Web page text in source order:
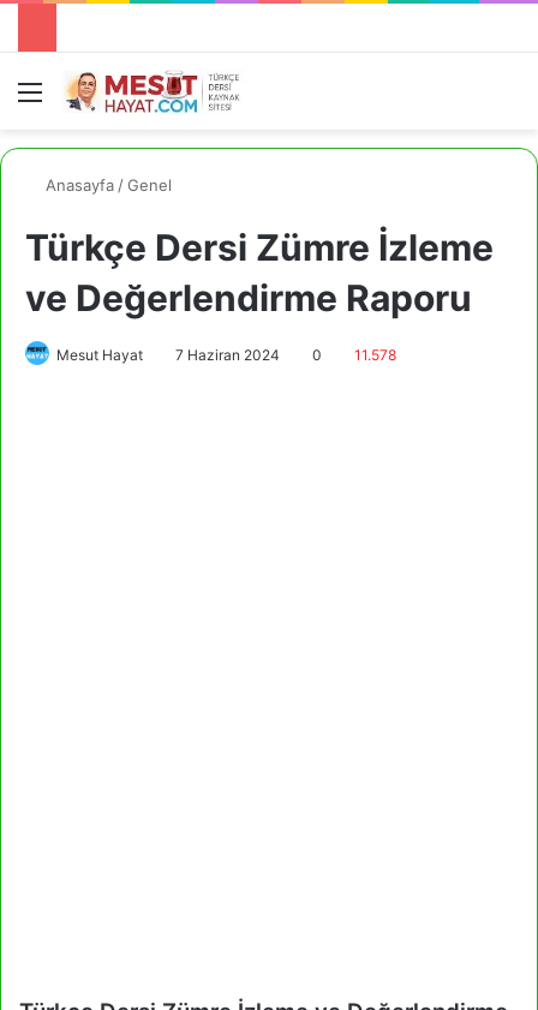
Menü
Anasayfa /Genel
Türkçe Dersi Zümre İzleme
ve Değerlendirme Raporu
Mesut Hayat 7 Haziran 2024 0 11.578